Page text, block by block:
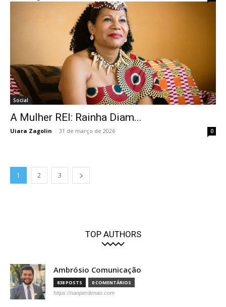
Social
A Mulher REI: Rainha Diam...
Uiara Zagolin - 31 de março de 2026 0
1 2 3
TOP AUTHORS
Ambrósio Comunicação
838 POSTS 0 COMENTÁRIOS
https://naoperdenao.com